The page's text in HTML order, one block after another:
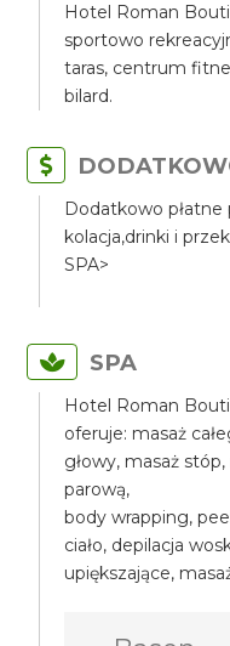
Hotel Roman
sportowo
taras, centrum
bilard.
Dodatkowo płatne
kolacja,drinki i
SPA>
SPA
Hotel Roman
oferuje: masaż
głowy, masaż
parową,
body wrapping,
ciało, depilacja
upiększające,